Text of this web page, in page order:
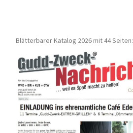
Blätterbarer Katalog 2026 mit 44 Seiten: